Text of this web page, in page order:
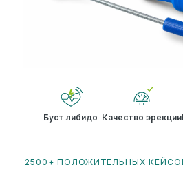
Буст либидо Качество эрекции
2500+ ПОЛОЖИТЕЛЬНЫХ